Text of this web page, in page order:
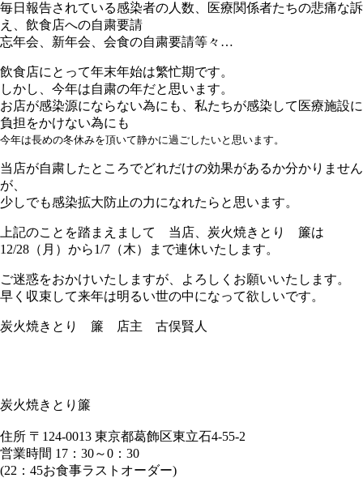
毎日報告されている感染者の人数、医療関係者たちの悲痛な訴
え、飲食店への自粛要請
忘年会、新年会、会食の自粛要請等々…
飲食店にとって年末年始は繁忙期です。
しかし、今年は自粛の年だと思います。
お店が感染源にならない為にも、私たちが感染して医療施設に
負担をかけない為にも
今年は長めの冬休みを頂いて静かに過ごしたいと思います。
当店が自粛したところでどれだけの効果があるか分かりません
が、
少しでも感染拡大防止の力になれたらと思います。
上記のことを踏まえまして 当店、炭火焼きとり 簾は
12/28（月）から1/7（木）まで連休いたします。
ご迷惑をおかけいたしますが、よろしくお願いいたします。
早く収束して来年は明るい世の中になって欲しいです。
炭火焼きとり 簾 店主 古俣賢人
炭火焼きとり簾
住所 〒124-0013 東京都葛飾区東立石4-55-2
営業時間 17：30～0：30
(22：45お食事ラストオーダー)